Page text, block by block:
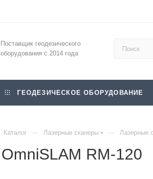
Поставщик геодезического
оборудования с 2014 года
ГЕОДЕЗИЧЕСКОЕ ОБОРУДОВАНИЕ
Каталог — Лазерные сканеры — Лазерные
RM-120